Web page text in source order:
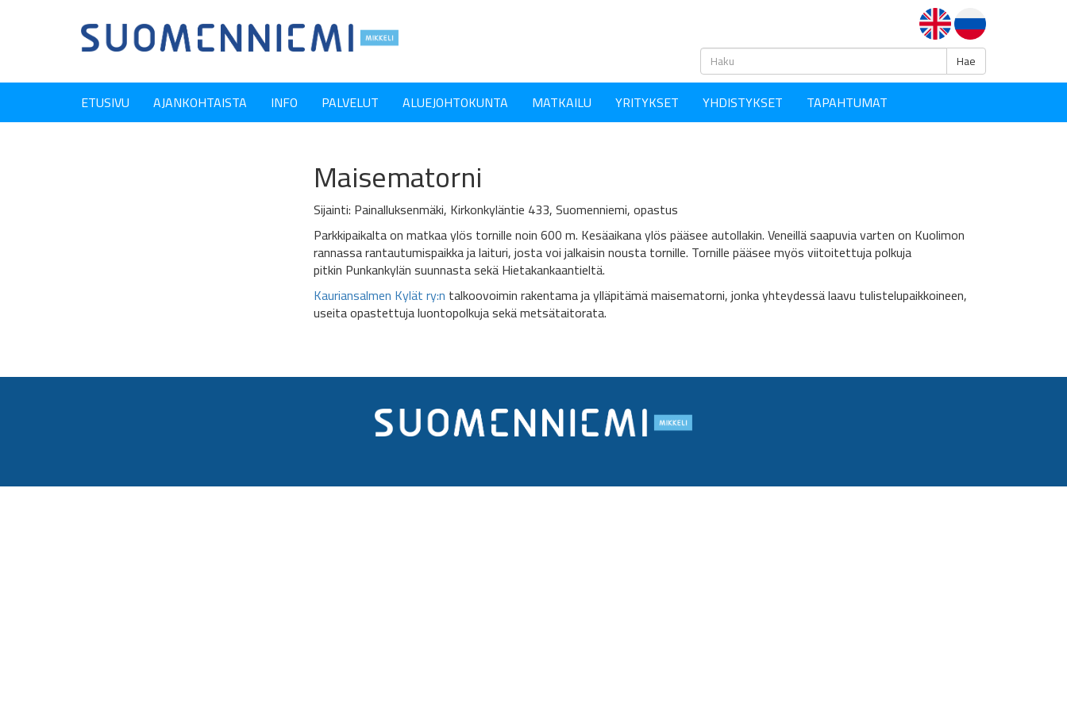
Haku
Hae
ETUSIVU AJANKOHTAISTA INFO PALVELUT ALUEJOHTOKUNTA MATKAILU YRITYKSET YHDISTYKSET TAPAHTUMAT
Maisematorni
Sijainti: Painalluksenmäki, Kirkonkyläntie 433, Suomenniemi, opastus
Parkkipaikalta on matkaa ylös tornille noin 600 m. Kesäaikana ylös pääsee autollakin. Veneillä saapuvia varten on Kuolimon
rannassa rantautumispaikka ja laituri, josta voi jalkaisin nousta tornille. Tornille pääsee myös viitoitettuja polkuja
pitkin Punkankylän suunnasta sekä Hietakankaantieltä.
Kauriansalmen Kylät ry:n talkoovoimin rakentama ja ylläpitämä maisematorni, jonka yhteydessä laavu tulistelupaikkoineen,
useita opastettuja luontopolkuja sekä metsätaitorata.